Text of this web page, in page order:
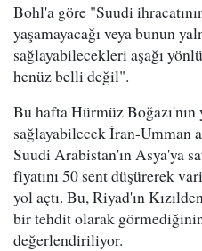
Bohl'a göre "Suudi
yaşamayacağı veya bunun
sağlayabilecekleri aşağı
henüz belli değil".
Bu hafta Hürmüz Boğazı'nın
sağlayabilecek İran-Umman
Suudi Arabistan'ın Asya'ya
fiyatını 50 sent düşürerek
yol açtı. Bu, Riyad'ın
bir tehdit olarak
değerlendiriliyor.